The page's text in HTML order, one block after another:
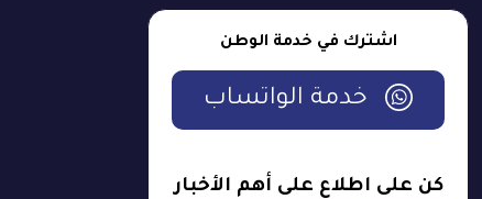
اشترك في خدمة الوطن
خدمة الواتساب
كن على اطلاع على أهم الأخبار